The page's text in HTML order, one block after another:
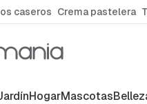
caseros Crema pastelera
HogarMascotas